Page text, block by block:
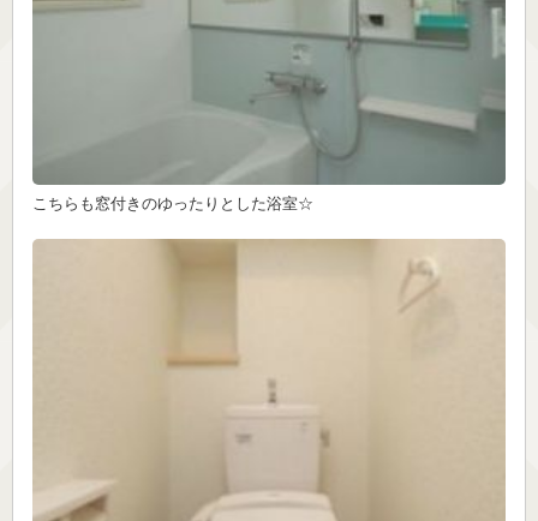
こちらも窓付きのゆったりとした浴室☆